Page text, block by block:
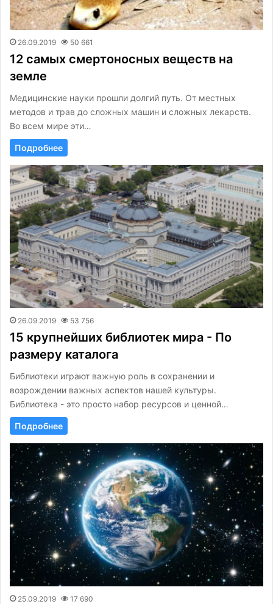
26.09.2019 50 661
12 самых смертоносных веществ на
земле
Медицинские науки прошли долгий путь. От местных
методов и трав до сложных машин и сложных лекарств.
Во всем мире эти…
Подробнее
26.09.2019 53 756
15 крупнейших библиотек мира - По
размеру каталога
Библиотеки играют важную роль в сохранении и
возрождении важных аспектов нашей культуры.
Библиотека - это просто набор ресурсов и ценной…
Подробнее
25.09.2019 17 690